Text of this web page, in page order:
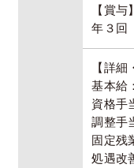
【賞
年３回
【詳細
基本給
資格手
調整手
固定残
処遇改